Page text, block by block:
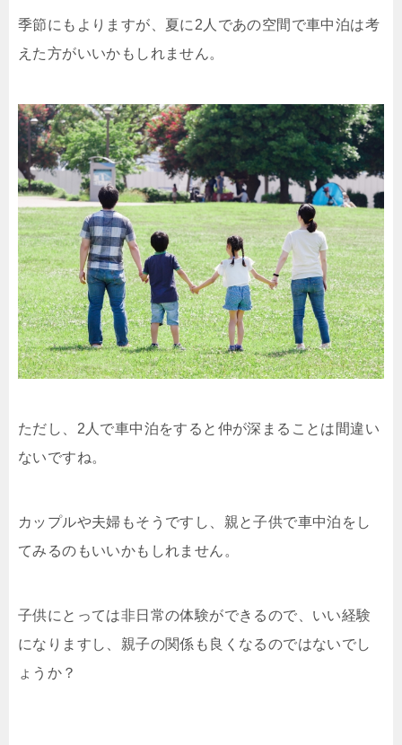
季節にもよりますが、夏に2人であの空間で車中泊は考
えた方がいいかもしれません。
ただし、2人で車中泊をすると仲が深まることは間違い
ないですね。
カップルや夫婦もそうですし、親と子供で車中泊をし
てみるのもいいかもしれません。
子供にとっては非日常の体験ができるので、いい経験
になりますし、親子の関係も良くなるのではないでし
ょうか？